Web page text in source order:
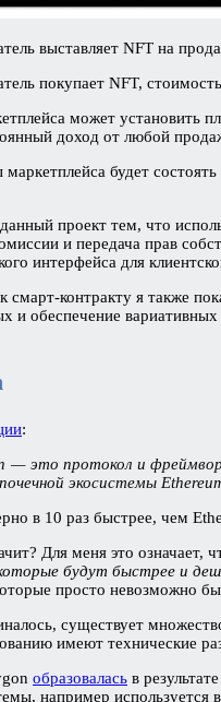
выставляет NFT на
покупает NFT,
может установить
доход от любой
будет
проект тем, что
и передача прав
интерфейса для
смарт-контракту я также
и обеспечение
:
— это протокол и
экосистемы
в 10 раз быстрее, чем
Для меня это означает,
будут быстрее и
просто невозможно
существует
имеют технические
образовалась в
например используется